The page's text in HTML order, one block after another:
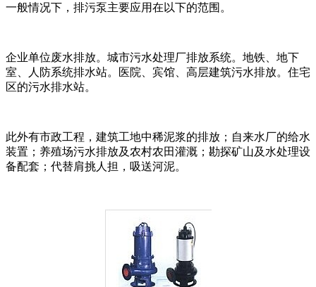
一般情况下，排污泵主要应用在以下的范围。
企业单位废水排放。城市污水处理厂排放系统。地铁、地下
室、人防系统排水站。医院、宾馆、高层建筑污水排放。住宅
区的污水排水站。
此外有市政工程，建筑工地中稀泥浆的排放；自来水厂的给水
装置；养殖场污水排放及农村农田灌溉；勘探矿山及水处理设
备配套；代替肩挑人担，吸送河泥。